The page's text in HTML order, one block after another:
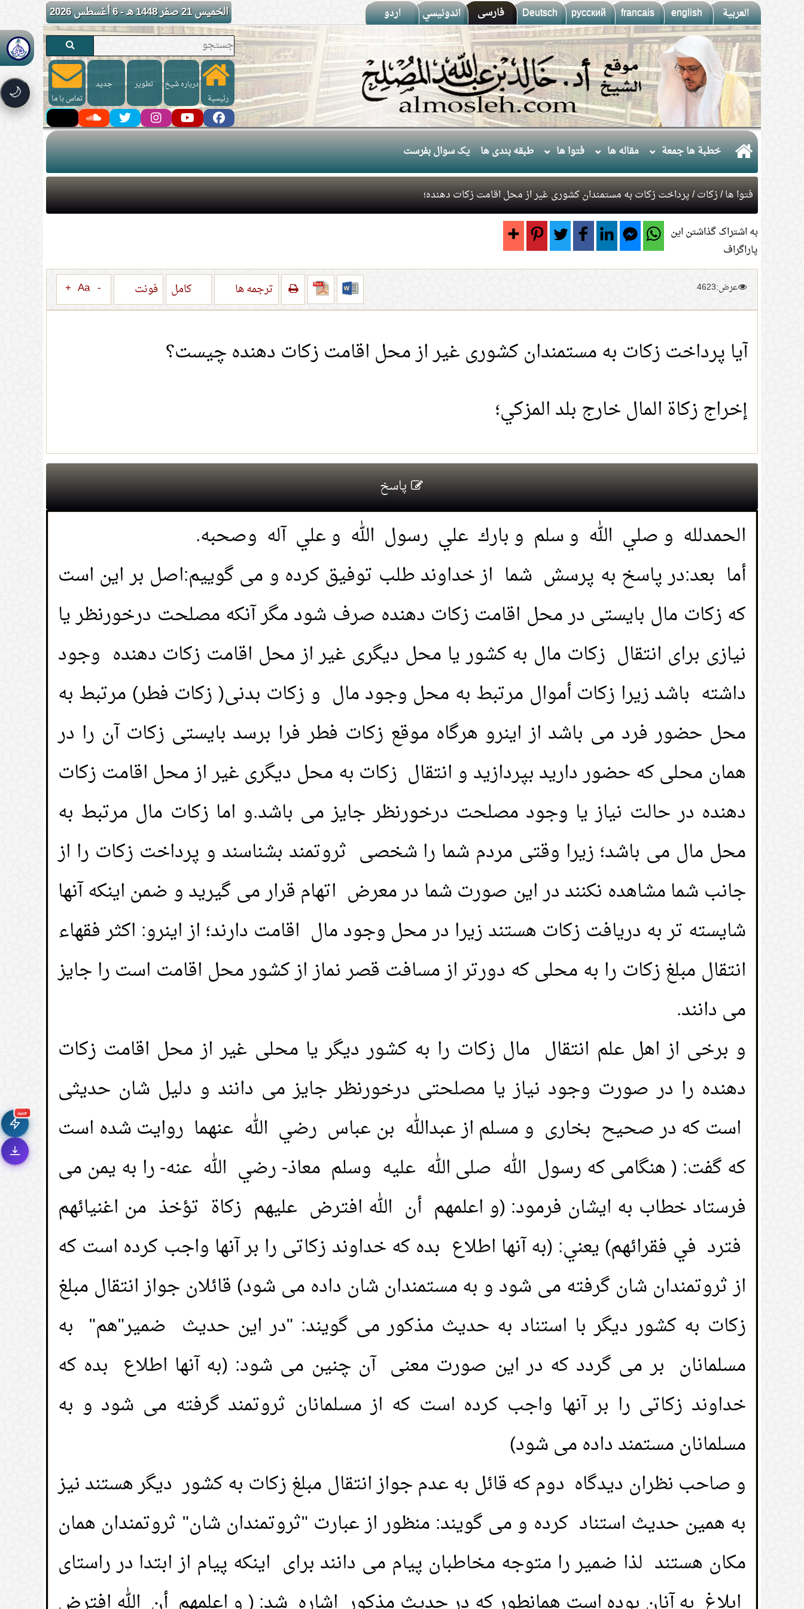
العربية english
francais
русский
Deutsch فارسى اندونيسي اردو الخميس 21 صفر 1448 هـ - 6 أغسطس 2026
🌙
جديد
🚀 تعرف على أحدث المميزات
سرعة فائقة
🎨تصميم جديد كلياً
🔔 إشعارات ذكية
تتابع كل جديد بخطوة واحدة
رئيسية
درباره شیخ تطوير
جدید
تماس با ما
خطبة ها جمعة مقاله ها فتوا ها طبقه بندی ها یک سوال بفرست
فتوا ها/زکات/ پرداخت زکات به مستمندان کشوری غیر از محل اقامت زکات دهنده؛
به اشتراک گذاشتن این
پاراگراف
عرض:4623 ترجمه ها کامل فونت -
Aa
+
آیا پرداخت زکات به مستمندان کشوری غیر از محل اقامت زکات دهنده چیست؟
إخراج زكاة المال خارج بلد المزكي؛
پاسخ
الحمدلله و صلي الله و سلم و بارك علي رسول الله و علي آله وصحبه.
أما بعد:در پاسخ به پرسش شما از خداوند طلب توفیق کرده و می گوییم:اصل بر این است
که زکات مال بایستی در محل اقامت زکات دهنده صرف شود مگر آنکه مصلحت درخورنظر یا
نیازی برای انتقال زکات مال به کشور یا محل دیگری غیر از محل اقامت زکات دهنده وجود
داشته باشد زیرا زکات أموال مرتبط به محل وجود مال و زکات بدنی( زکات فطر) مرتبط به
محل حضور فرد می باشد از اینرو هرگاه موقع زکات فطر فرا برسد بایستی زکات آن را در
همان محلی که حضور دارید بپردازید و انتقال زکات به محل دیگری غیر از محل اقامت زکات
دهنده در حالت نیاز یا وجود مصلحت درخورنظر جایز می باشد.و اما زکات مال مرتبط به
محل مال می باشد؛ زیرا وقتی مردم شما را شخصی ثروتمند بشناسند و پرداخت زکات را از
جانب شما مشاهده نکنند در این صورت شما در معرض اتهام قرار می گیرید و ضمن اینکه آنها
شایسته تر به دریافت زکات هستند زیرا در محل وجود مال اقامت دارند؛ از اینرو: اکثر فقهاء
انتقال مبلغ زکات را به محلی که دورتر از مسافت قصر نماز از کشور محل اقامت است را جایز
می دانند.
و برخی از اهل علم انتقال مال زکات را به کشور دیگر یا محلی غیر از محل اقامت زکات
دهنده را در صورت وجود نیاز یا مصلحتی درخورنظر جایز می دانند و دلیل شان حدیثی
است که در صحیح بخاری و مسلم از عبدالله بن عباس رضي الله عنهما روایت شده است
که گفت: ( هنگامی که رسول الله صلی الله عليه وسلم معاذ- رضي الله عنه- را به یمن می
فرستاد خطاب به ایشان فرمود: (و اعلمهم أن الله افترض عليهم زكاة تؤخذ من اغنيائهم
فترد في فقرائهم) يعني: (به آنها اطلاع بده که خداوند زکاتی را بر آنها واجب کرده است که
از ثروتمندان شان گرفته می شود و به مستمندان شان داده می شود) قائلان جواز انتقال مبلغ
زکات به کشور دیگر با استناد به حدیث مذکور می گویند: "در این حدیث ضمیر"هم" به
مسلمانان بر می گردد که در این صورت معنی آن چنین می شود: (به آنها اطلاع بده که
خداوند زکاتی را بر آنها واجب کرده است که از مسلمانان ثروتمند گرفته می شود و به
مسلمانان مستمند داده می شود)
و صاحب نظران دیدگاه دوم که قائل به عدم جواز انتقال مبلغ زکات به کشور دیگر هستند نیز
به همین حدیث استناد کرده و می گویند: منظور از عبارت "ثروتمندان شان" ثروتمندان همان
مکان هستند لذا ضمیر را متوجه مخاطبان پیام می دانند برای اینکه پیام از ابتدا در راستای
آیامیتوانم باقی مانده عودهایی که جهت معطرکردن
مسجداستفاده میشودرا باخودبردارم؟
2. آیا می توانم به مدیر خودم در کار هدیه بدهم؟
3. هديه دادن به معلم خود؛
4. خرید و فروش نمایشی؛
5. تبدیل کردن وقف غیرفعال به مغازه ها یا مکان هایی که امکان
بهره وری از آنها باشد؛
نزدیکی زناشویی در حمام( و دستشویی)
خارج شدن باد معده هنگام ادای نماز؛
5. حکم کمک گرفتن از جن مسلمان؛ بازدیدها 37008 )
آیا مذی (آب چسبنده ای که در اثر شهوت از انسان خارج می شود)
نجس است؟
بازدیدها 28744 )